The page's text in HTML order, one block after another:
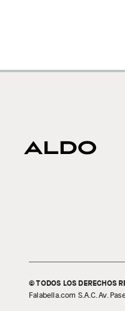
© TODOS LOS DERECHOS
Falabella.com S.A.C. Av.